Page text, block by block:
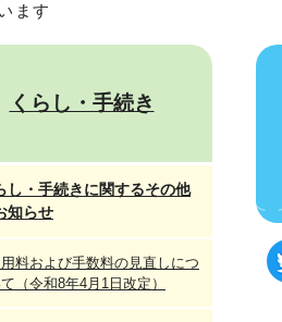
ます
くらし・手続き
し・手続きに関するその他
知らせ
料および手数料の見直しにつ
（令和8年4月1日改定）